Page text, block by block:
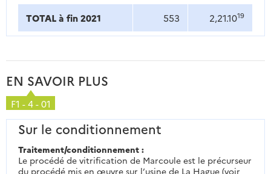
TOTAL à fin 2021 553 2,21.1019
EN SAVOIR PLUS
F1 - 4 - 01
Sur le conditionnement
Traitement/conditionnement :
Le procédé de vitrification de Marcoule est le précurseur
du procédé mis en œuvre sur l’usine de La Hague (voir